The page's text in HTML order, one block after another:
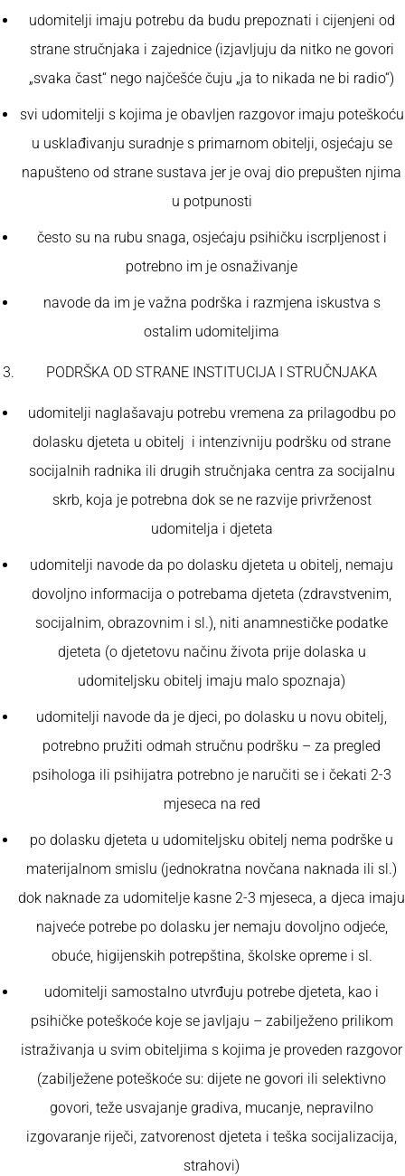
udomitelji imaju potrebu da budu prepoznati i cijenjeni od
strane stručnjaka i zajednice (izjavljuju da nitko ne govori
„svaka čast“ nego najčešće čuju „ja to nikada ne bi radio“)
svi udomitelji s kojima je obavljen razgovor imaju poteškoću
u usklađivanju suradnje s primarnom obitelji, osjećaju se
napušteno od strane sustava jer je ovaj dio prepušten njima
u potpunosti
često su na rubu snaga, osjećaju psihičku iscrpljenost i
potrebno im je osnaživanje
navode da im je važna podrška i razmjena iskustva s
ostalim udomiteljima
PODRŠKA OD STRANE INSTITUCIJA I STRUČNJAKA
udomitelji naglašavaju potrebu vremena za prilagodbu po
dolasku djeteta u obitelj i intenzivniju podršku od strane
socijalnih radnika ili drugih stručnjaka centra za socijalnu
skrb, koja je potrebna dok se ne razvije privrženost
udomitelja i djeteta
udomitelji navode da po dolasku djeteta u obitelj, nemaju
dovoljno informacija o potrebama djeteta (zdravstvenim,
socijalnim, obrazovnim i sl.), niti anamnestičke podatke
djeteta (o djetetovu načinu života prije dolaska u
udomiteljsku obitelj imaju malo spoznaja)
udomitelji navode da je djeci, po dolasku u novu obitelj,
potrebno pružiti odmah stručnu podršku – za pregled
psihologa ili psihijatra potrebno je naručiti se i čekati 2-3
mjeseca na red
po dolasku djeteta u udomiteljsku obitelj nema podrške u
materijalnom smislu (jednokratna novčana naknada ili sl.)
dok naknade za udomitelje kasne 2-3 mjeseca, a djeca imaju
najveće potrebe po dolasku jer nemaju dovoljno odjeće,
obuće, higijenskih potrepština, školske opreme i sl.
udomitelji samostalno utvrđuju potrebe djeteta, kao i
psihičke poteškoće koje se javljaju – zabilježeno prilikom
istraživanja u svim obiteljima s kojima je proveden razgovor
(zabilježene poteškoće su: dijete ne govori ili selektivno
govori, teže usvajanje gradiva, mucanje, nepravilno
izgovaranje riječi, zatvorenost djeteta i teška socijalizacija,
strahovi)